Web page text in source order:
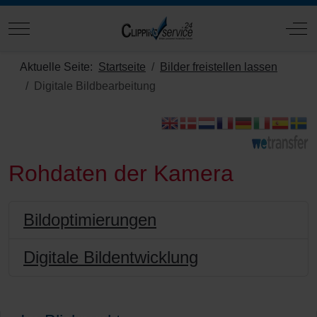
Mobile Menu Toggle Off-
Aktuelle Seite: Startseite
Bilder freistellen lassen
Digitale Bildbearbeitung
Rohdaten der Kamera
Bildoptimierungen
Digitale Bildentwicklung